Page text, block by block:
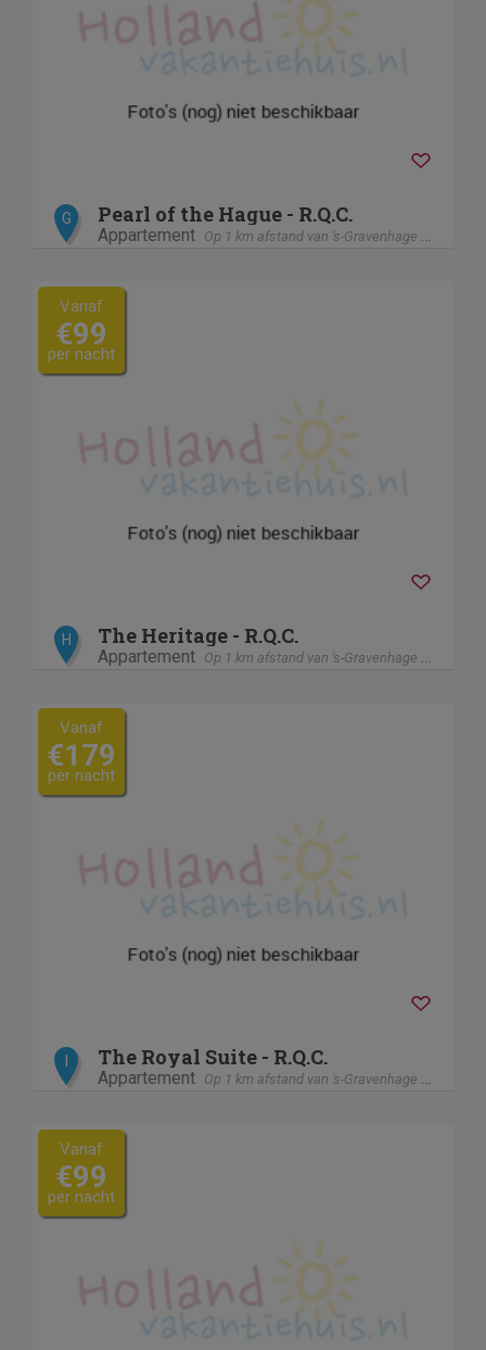
G Pearl of the Hague - R.Q.C.
Appartement Op 1 km afstand van 's-Gravenhage / Den Haag
Vanaf
€99
per nacht
H The Heritage - R.Q.C.
Appartement Op 1 km afstand van 's-Gravenhage / Den Haag
Vanaf
€179
per nacht
The Royal Suite - R.Q.C.
Appartement Op 1 km afstand van 's-Gravenhage / Den Haag
Vanaf
€99
per nacht